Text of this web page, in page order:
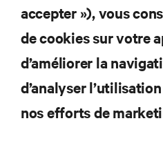
S’INSCRIRE
RESSOURCES
SUPPORT
accepter »), vous
de cookies sur votre
d’améliorer la
d’analyser
nos efforts de